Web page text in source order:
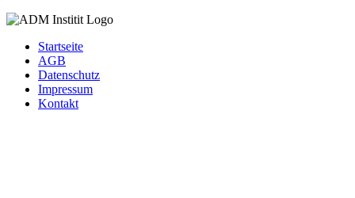
Startseite
AGB
Datenschutz
Impressum
Kontakt